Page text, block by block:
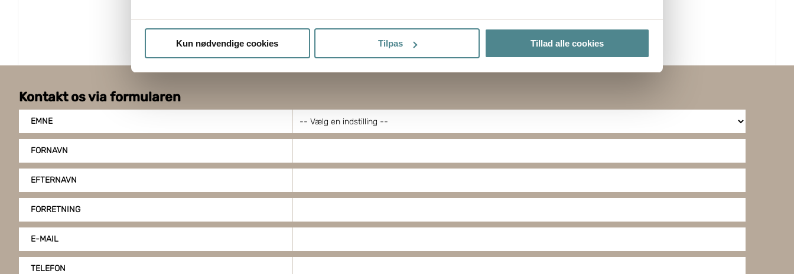
Hvis du tillader det, vil vi også gerne:
Identificere din enhed baseret på en scanning af dens unikke karakteristika (fingerprinting)
Boxon bruger cookies til at optimere hjemmesidens funktionalitet og optimere din brugeroplevelse. Ved at tillade cookies
på vores hjemmeside, giver du dit samtykke til at bruge cookies, du kan også administrere dine cookieindstillinger ved at
Kun nødvendige cookies Tilpas Tillad alle cookies
Kontakt os via formularen
EMNE
FORNAVN
EFTERNAVN
FORRETNING
E-MAIL
TELEFON